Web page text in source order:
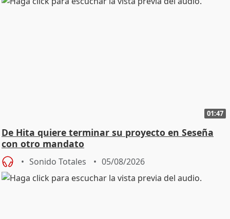
01:47
De Hita quiere terminar su proyecto en Seseña
con otro mandato
Sonido Totales 05/08/2026